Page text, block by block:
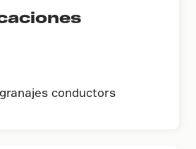
conductors